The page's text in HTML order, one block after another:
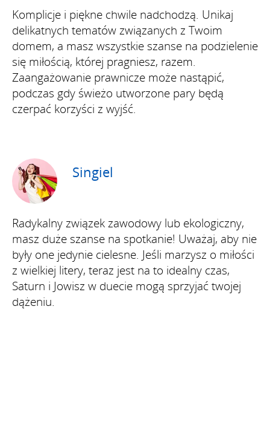
Komplicje i piękne chwile nadchodzą. Unikaj
delikatnych tematów związanych z Twoim
domem, a masz wszystkie szanse na podzielenie
się miłością, której pragniesz, razem.
Zaangażowanie prawnicze może nastąpić,
podczas gdy świeżo utworzone pary będą
czerpać korzyści z wyjść.
Singiel
Radykalny związek zawodowy lub ekologiczny,
masz duże szanse na spotkanie! Uważaj, aby nie
były one jedynie cielesne. Jeśli marzysz o miłości
z wielkiej litery, teraz jest na to idealny czas,
Saturn i Jowisz w duecie mogą sprzyjać twojej
dążeniu.